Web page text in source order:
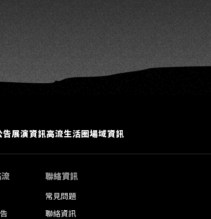
告展演資訊高流生活圈場域資訊
聯絡資訊
常見問題
聯絡資訊